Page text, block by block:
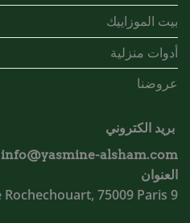
بيت الموزاييك
أدوات منزلية
عروضنا
بريد الكتروني
info@yasmine-alsham.com
العنوان
9 Blvd de Rochechouart, 75009 Paris